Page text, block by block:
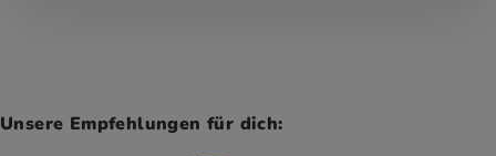
Unsere Empfehlungen für dich: